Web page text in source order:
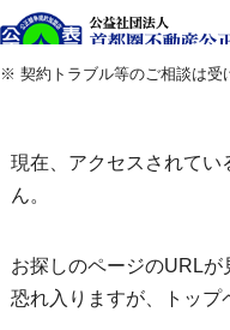
※ 契約トラブル等のご相談は受
現在、アクセスされて
ん。
お探しのページのURLが
恐れ入りますが、トップ